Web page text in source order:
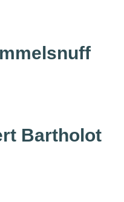
Bartholot